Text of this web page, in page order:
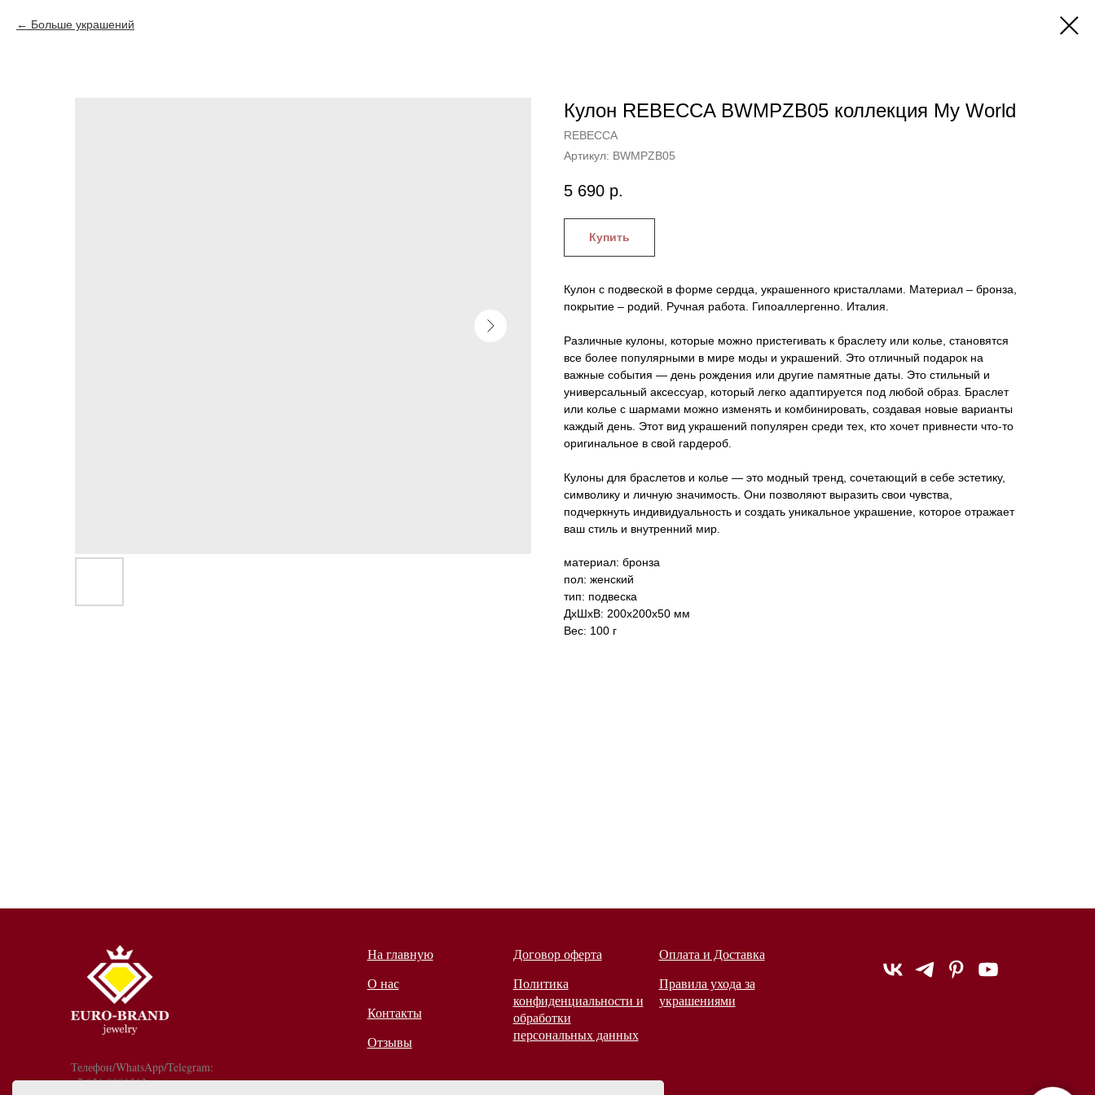
Больше украшений
Кулон REBECCA BWMPZB05 коллекция My World
REBECCA
Артикул: BWMPZB05
5 690 р.
Купить
Кулон с подвеской в форме сердца, украшенного кристаллами. Материал – бронза,
покрытие – родий. Ручная работа. Гипоаллергенно. Италия.
Различные кулоны, которые можно пристегивать к браслету или колье, становятся
все более популярными в мире моды и украшений. Это отличный подарок на
важные события — день рождения или другие памятные даты. Это стильный и
универсальный аксессуар, который легко адаптируется под любой образ. Браслет
или колье с шармами можно изменять и комбинировать, создавая новые варианты
каждый день. Этот вид украшений популярен среди тех, кто хочет привнести что-то
оригинальное в свой гардероб.
Кулоны для браслетов и колье — это модный тренд, сочетающий в себе эстетику,
символику и личную значимость. Они позволяют выразить свои чувства,
подчеркнуть индивидуальность и создать уникальное украшение, которое отражает
ваш стиль и внутренний мир.
материал: бронза
пол: женский
тип: подвеска
ДxШxВ: 200x200x50 мм
Вес: 100 г
Телефон/WhatsApp/Telegram:
+7 921 9081213
На главную
О нас
Контакты
Отзывы
Договор оферта
Политика
конфиденциальности и
обработки
персональных данных
Оплата и Доставка
Правила ухода за
украшениями